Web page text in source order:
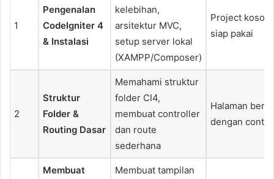
1
Pengenalan
CodeIgniter 4
& Instalasi
kelebihan,
arsitektur MVC,
setup server lokal
(XAMPP/Composer)
Project
siap pakai
2
Struktur
Folder &
Routing Dasar
Memahami struktur
folder CI4,
membuat controller
dan route
sederhana
Halaman
dengan
Membuat
Membuat tampilan